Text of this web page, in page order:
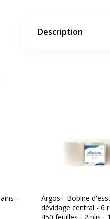
Description
-
Argos - Bobine
dévidage central - 6
450 feuilles - 2 plis -